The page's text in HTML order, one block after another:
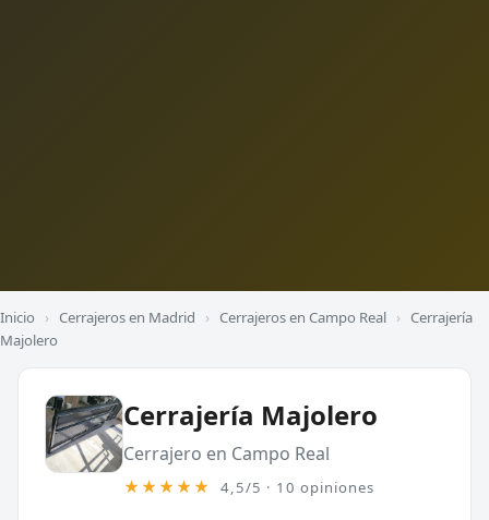
Inicio › Cerrajeros en Madrid › Cerrajeros en Campo Real › Cerrajería
Majolero
Cerrajería Majolero
Cerrajero en Campo Real
★★★★★ 4,5/5 · 10 opiniones